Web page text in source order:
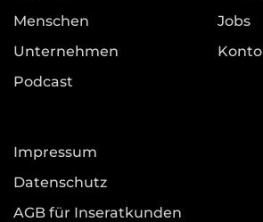
Menschen
Unternehmen
Podcast
Jobs
Konto
Impressum
Datenschutz
AGB für Inseratkunden